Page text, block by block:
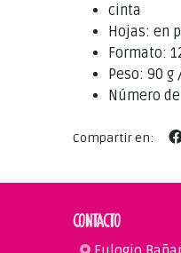
cinta
Hojas: en
Formato:
Peso: 90 g
Número
Compartir en:
CONTACTO